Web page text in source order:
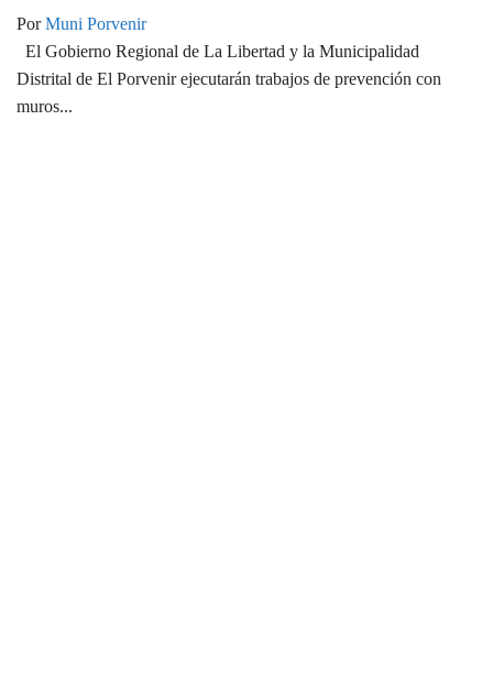
Por Muni Porvenir
El Gobierno Regional de La Libertad y la Municipalidad
Distrital de El Porvenir ejecutarán trabajos de prevención con
muros...